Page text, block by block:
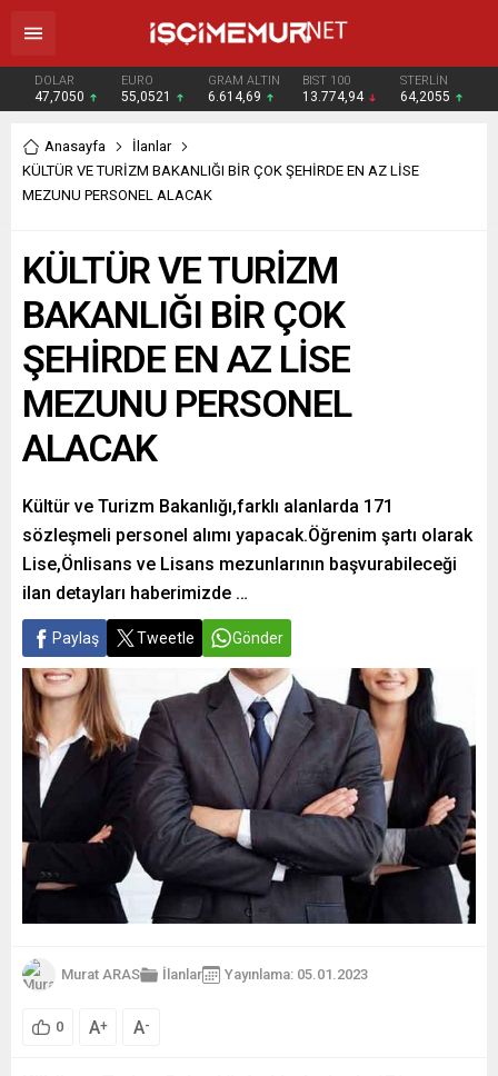
DOLAR
47,7050
EURO
55,0521
GRAM ALTIN
6.614,69
BIST 100
13.774,94
STERLİN
64,2055
Anasayfa
İlanlar
KÜLTÜR VE TURİZM BAKANLIĞI BİR ÇOK ŞEHİRDE EN AZ LİSE
MEZUNU PERSONEL ALACAK
KÜLTÜR VE TURİZM
BAKANLIĞI BİR ÇOK
ŞEHİRDE EN AZ LİSE
MEZUNU PERSONEL
ALACAK
Kültür ve Turizm Bakanlığı,farklı alanlarda 171
sözleşmeli personel alımı yapacak.Öğrenim şartı olarak
Lise,Önlisans ve Lisans mezunlarının başvurabileceği
ilan detayları haberimizde …
Paylaş Tweetle Gönder
Murat ARAS İlanlar Yayınlama: 05.01.2023
0 A+ A-